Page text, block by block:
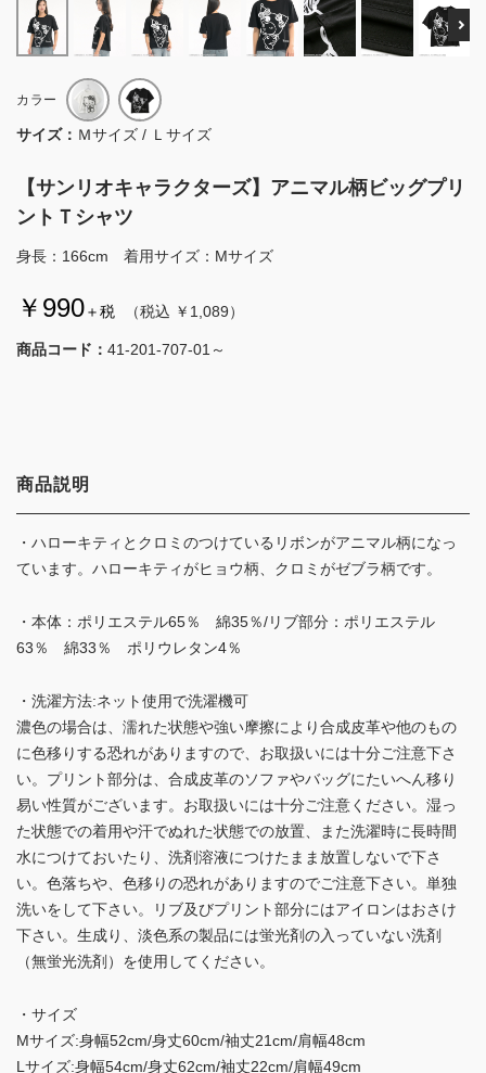
【サンリオキャラクターズ】アニマル柄ビッグプリ
ントＴシャツ
身長：166cm 着用サイズ：Mサイズ
￥990＋税 （税込 ￥1,089）
商品コード： 41-201-707-01～
カラー
サイズ： Ｍサイズ / Ｌサイズ
商品説明
・ハローキティとクロミのつけているリボンがアニマル柄になっ
ています。ハローキティがヒョウ柄、クロミがゼブラ柄です。
・本体：ポリエステル65％ 綿35％/リブ部分：ポリエステル
63％ 綿33％ ポリウレタン4％
・洗濯方法:ネット使用で洗濯機可
濃色の場合は、濡れた状態や強い摩擦により合成皮革や他のもの
に色移りする恐れがありますので、お取扱いには十分ご注意下さ
い。プリント部分は、合成皮革のソファやバッグにたいへん移り
易い性質がございます。お取扱いには十分ご注意ください。湿っ
た状態での着用や汗でぬれた状態での放置、また洗濯時に長時間
水につけておいたり、洗剤溶液につけたまま放置しないで下さ
い。色落ちや、色移りの恐れがありますのでご注意下さい。単独
洗いをして下さい。リブ及びプリント部分にはアイロンはおさけ
下さい。生成り、淡色系の製品には蛍光剤の入っていない洗剤
（無蛍光洗剤）を使用してください。
・サイズ
Mサイズ:身幅52cm/身丈60cm/袖丈21cm/肩幅48cm
Lサイズ:身幅54cm/身丈62cm/袖丈22cm/肩幅49cm